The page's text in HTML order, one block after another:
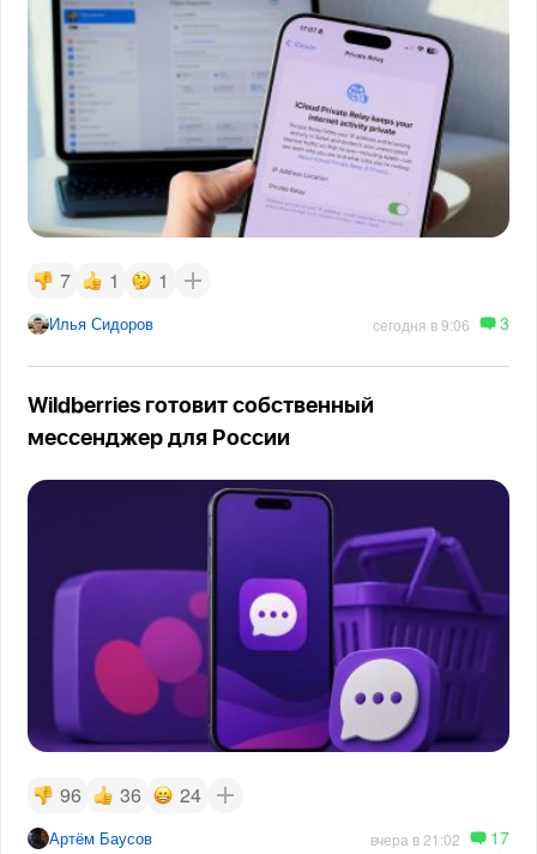
7 1 1
Илья Сидоров сегодня в 9:06 3
Wildberries готовит собственный
мессенджер для России
96 36 24
Артём Баусов вчера в 21:02 17